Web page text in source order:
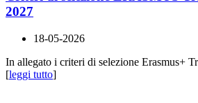
2027
18-05-2026
In allegato i criteri di selezione Erasmus+
[leggi tutto]